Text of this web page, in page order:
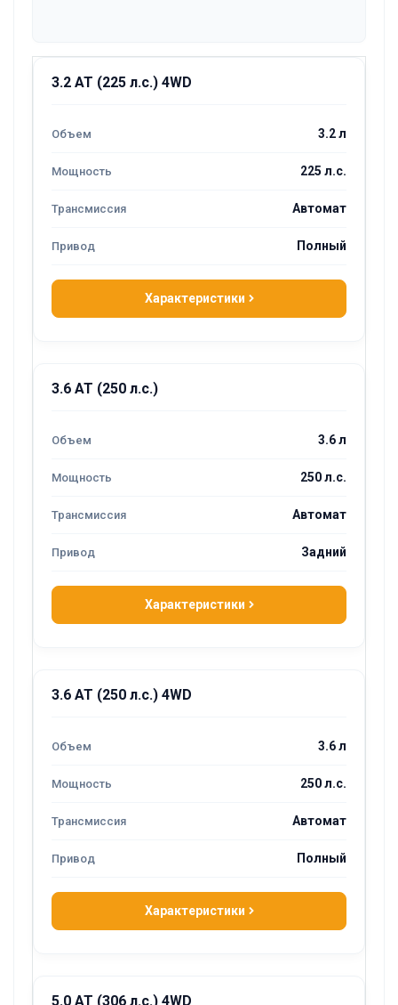
3.2 AT (225 л.с.) 4WD
3.2 л
225 л.с.
Автомат
Полный
Характеристики
3.6 AT (250 л.с.)
3.6 л
250 л.с.
Автомат
Задний
Характеристики
3.6 AT (250 л.с.) 4WD
3.6 л
250 л.с.
Автомат
Полный
Характеристики
5.0 AT (306 л.с.) 4WD